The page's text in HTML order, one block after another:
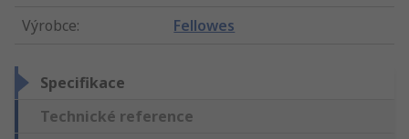
Výrobce: Fellowes
Specifikace
Technické reference